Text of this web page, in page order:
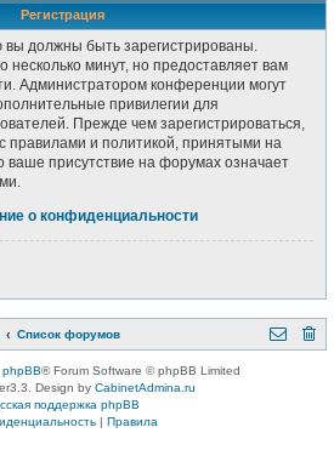
Регистрация
должны быть зарегистрированы.
несколько минут, но предоставляет вам
Администратором конференции могут
привилегии для
Прежде чем зарегистрироваться,
правилами и политикой, принятыми на
присутствие на форумах означает
о конфиденциальности
Список форумов
phpBB® Forum Software © phpBB Limited
Design by CabinetAdmina.ru
поддержка phpBB
| Правила